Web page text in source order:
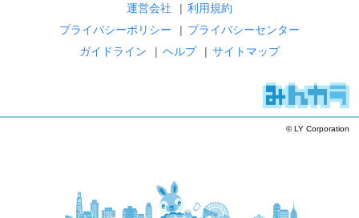
運営会社 | 利用規約
プライバシーポリシー
| プライバシーセンター
ガイドライン
| ヘルプ | サイトマップ
© LY Corporation